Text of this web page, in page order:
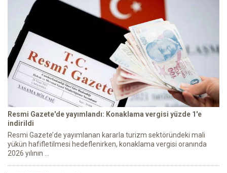
Resmi Gazete'de yayımlandı: Konaklama vergisi yüzde 1'e
indirildi
Resmi Gazete’de yayımlanan kararla turizm sektöründeki mali
yükün hafifletilmesi hedeflenirken, konaklama vergisi oranında
2026 yılının ...